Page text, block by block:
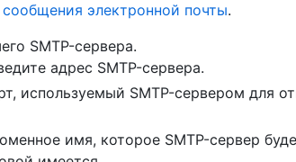
электронной почты.
SMTP-сервера.
адрес SMTP-сервера.
используемый SMTP-сервером для
имя, которое SMTP-сервер